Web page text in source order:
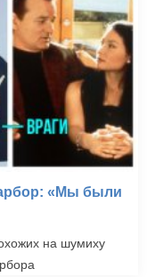
«Мы были
на шумиху